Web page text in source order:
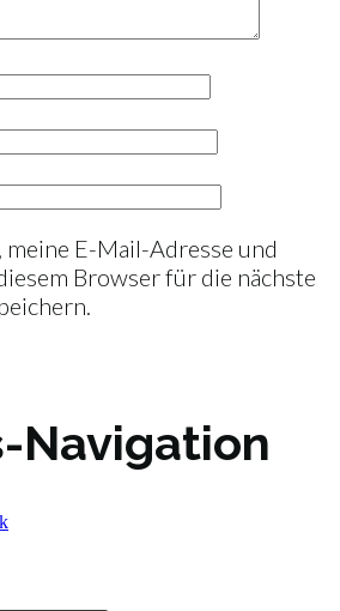
meine E-Mail-Adresse und
Browser für die nächste
Navigation